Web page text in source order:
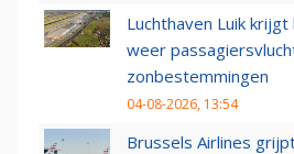
Luchthaven Luik
weer
zonbestemmingen
04-08-2026, 13:54
Brussels Airlines